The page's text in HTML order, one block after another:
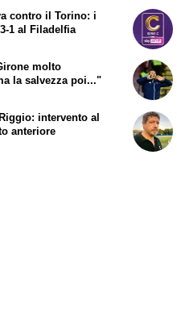
contro il Torino: i
1 al Filadelfia
molto
la salvezza poi..."
intervento al
anteriore